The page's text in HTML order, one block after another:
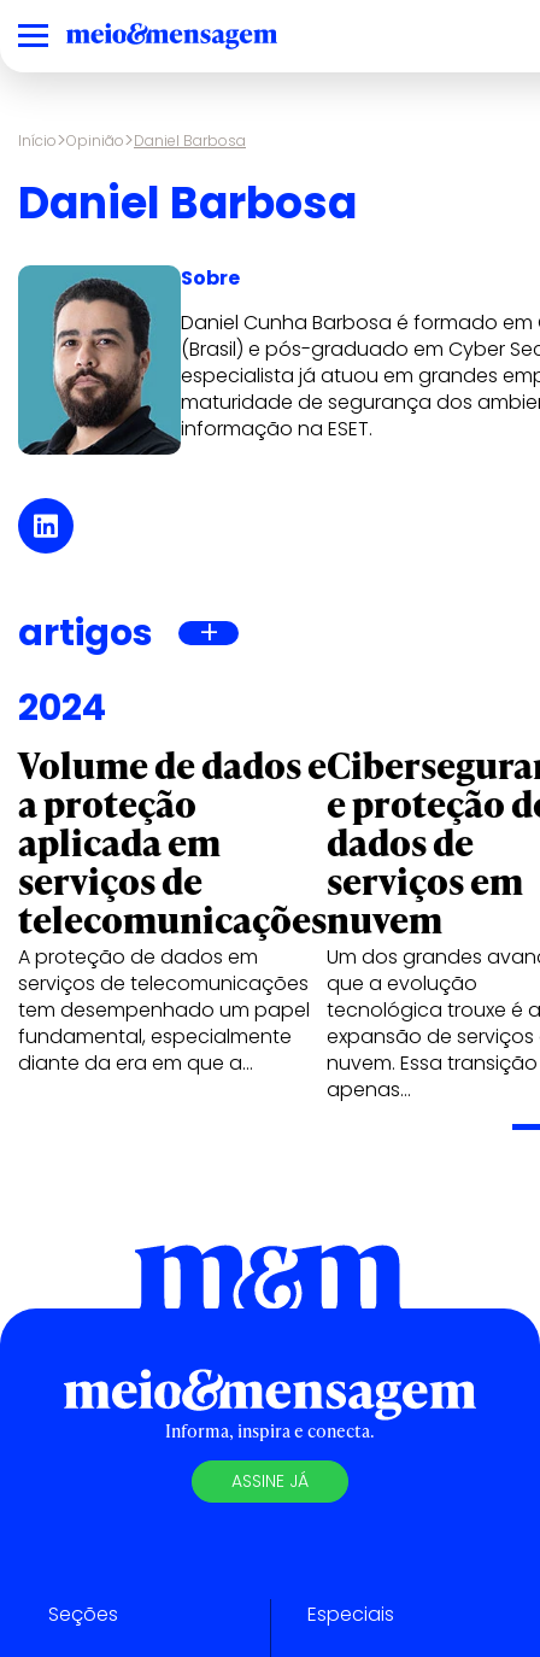
Início>Opinião>Daniel Barbosa
Daniel Barbosa
Sobre
Daniel Cunha Barbosa é formado
(Brasil) e pós-graduado em Cyber
especialista já atuou em grandes
maturidade de segurança dos
informação na ESET.
artigos
2024
Volume de dados e
a proteção
aplicada em
serviços de
telecomunicações
A proteção de dados em
serviços de telecomunicações
tem desempenhado um papel
fundamental, especialmente
diante da era em que a…
e proteção
dados de
serviços em
nuvem
Um dos grandes
que a evolução
tecnológica trouxe é a
expansão de serviços
nuvem. Essa
apenas…
Informa, inspira e conecta.
ASSINE JÁ
Seções Especiais